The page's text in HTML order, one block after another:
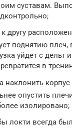
суставам.
другу
поднятию плеч,
уйдет с дельт
в
наклонить корпус
опустить
изолировано;
локти всегда